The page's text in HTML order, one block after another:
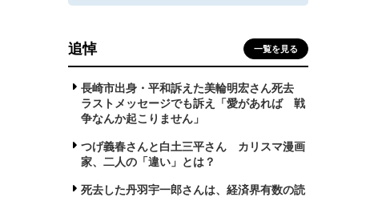
追悼 一覧を見る
長崎市出身・平和訴えた美輪明宏さん死去
ラストメッセージでも訴え「愛があれば 戦
争なんか起こりません」
つげ義春さんと白土三平さん カリスマ漫画
家、二人の「違い」とは？
死去した丹羽宇一郎さんは、経済界有数の読